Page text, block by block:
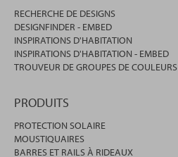
RECHERCHE DE DESIGNS
DESIGNFINDER - EMBED
INSPIRATIONS D'HABITATION
INSPIRATIONS D'HABITATION - EMBED
TROUVEUR DE GROUPES DE COULEURS
PRODUITS
PROTECTION SOLAIRE
MOUSTIQUAIRES
BARRES ET RAILS À RIDEAUX